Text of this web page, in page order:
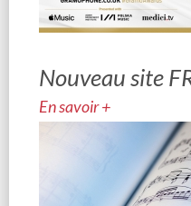
Nouveau site
En savoir +